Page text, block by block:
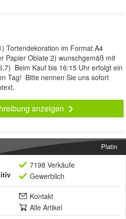
Tortendekoration im Format A4
Papier Oblate 2) wunschgemäß mit
Beim Kauf bis 16:15 Uhr erfolgt ein
Tag! Bitte nennen Sie uns sofort
anzeigen
Platin
7198 Verkäufe
Gewerblich
Kontakt
Alle Artikel